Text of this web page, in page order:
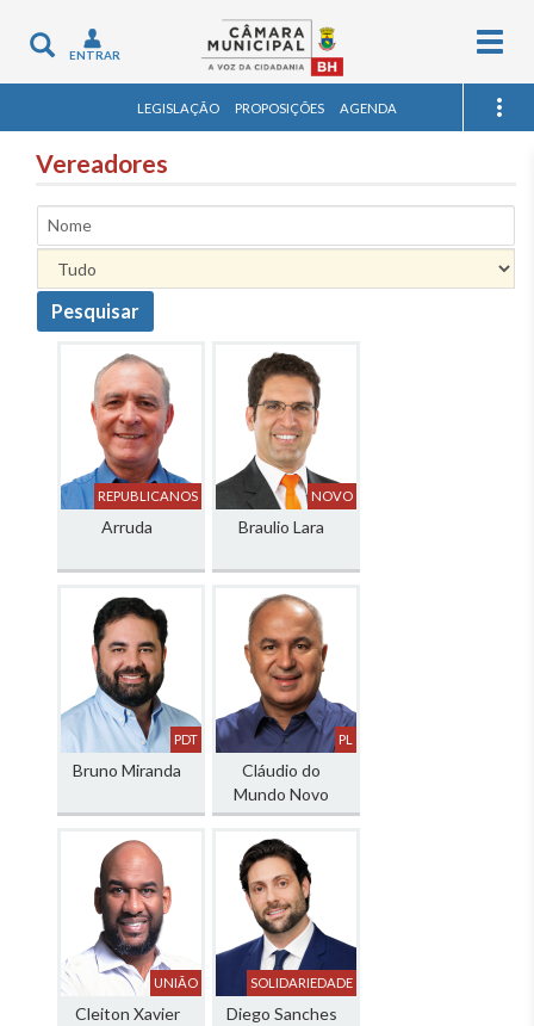
Toggle
navigation
ENTRAR
LEGISLAÇÃO PROPOSIÇÕES AGENDA
Vereadores
Nome
Pesquisar
REPUBLICANOS
Arruda
NOVO
Braulio Lara
PDT
Bruno Miranda
PL
Cláudio do
Mundo Novo
UNIÃO
Cleiton Xavier
SOLIDARIEDADE
Diego Sanches